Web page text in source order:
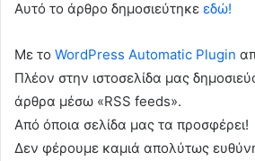
Αυτό το άρθρο δημοσιεύτηκε εδώ!
Με το WordPress Automatic Plugin
Πλέον στην ιστοσελίδα μας
άρθρα μέσω «RSS feeds».
Από όποια σελίδα μας τα προσφέρει!
Δεν φέρουμε καμιά απολύτως